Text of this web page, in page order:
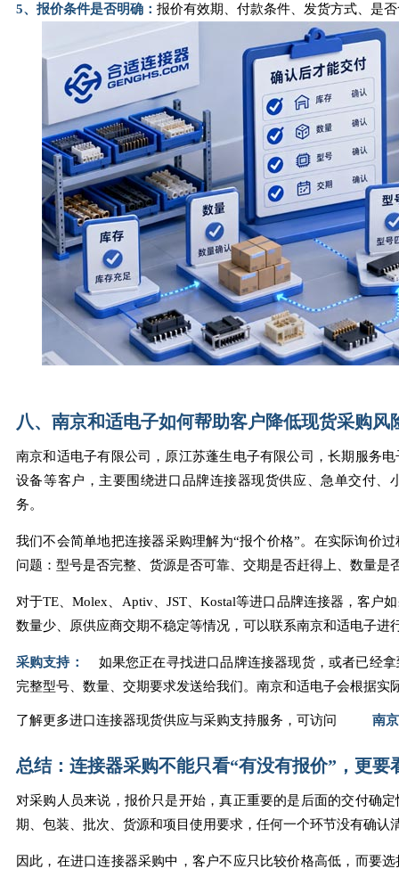
5、报价条件是否明确： 报价有效期、付款条件、发货方式、是
八、南京和适电子如何帮助客户降低现货采购风
南京和适电子有限公司，原江苏蓬生电子有限公司，长期服务
设备等客户，主要围绕进口品牌连接器现货供应、急单交付、
务。
我们不会简单地把连接器采购理解为“报个价格”。在实际询价
问题：型号是否完整、货源是否可靠、交期是否赶得上、数量是
对于TE、Molex、Aptiv、JST、Kostal等进口品牌连接器，客户
数量少、原供应商交期不稳定等情况，可以联系南京和适电子进
采购支持：
如果您正在寻找进口品牌连接器现货，或者已经
完整型号、数量、交期要求发送给我们。南京和适电子会根据实
了解更多进口连接器现货供应与采购支持服务，可访问 南京
总结：连接器采购不能只看“有没有报价”，更要
对采购人员来说，报价只是开始，真正重要的是后面的交付确
期、包装、批次、货源和项目使用要求，任何一个环节没有确认
因此，在进口连接器采购中，客户不应只比较价格高低，而要